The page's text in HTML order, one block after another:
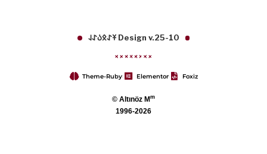
𐱁𐰀𐰋𐰉𐰀𐰞 Design v.25-10
Theme-Ruby Elementor Foxiz
© Altınöz Mm
1996-2026